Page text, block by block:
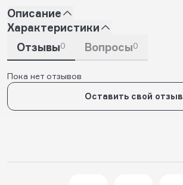
Описание
Характеристики
Отзывы0 Вопросы0
Пока нет отзывов
Оставить свой отзыв